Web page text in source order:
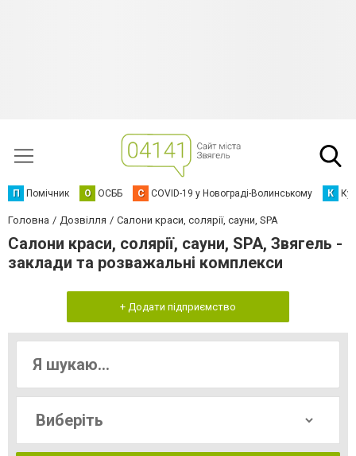
П Помічник О ОСББ C COVID-19 у Новограді-Волинському К
Головна Дозвілля Салони краси, солярії, сауни, SPA
Салони краси, солярії, сауни, SPA, Звягель -
заклади та розважальні комплекси
+ Додати підприємство